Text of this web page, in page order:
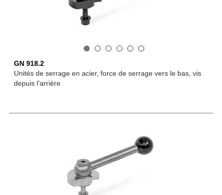
GN 918.2
Unités de serrage en acier, force de serrage vers le bas, vis
depuis l’arrière